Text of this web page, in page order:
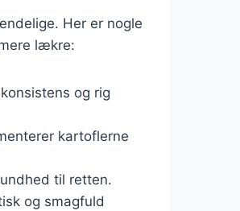
Her er nogle
lækre:
og rig
kartoflerne
til retten.
og smagfuld